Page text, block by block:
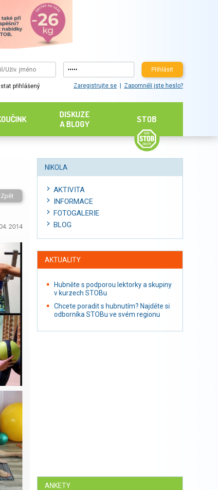
Přihlásit
přihlášený Zaregistrujte se Zapomněli jste heslo?
DISKUZE
A BLOGY
STOB
Zpět
2014
NIKOLA
AKTIVITA
INFORMACE
FOTOGALERIE
BLOG
AKTUALITY
Hubněte s podporou lektorky a skupiny
v kurzech STOBu
Chcete poradit s hubnutím? Najděte si
odborníka STOBu ve svém regionu
ANKETY